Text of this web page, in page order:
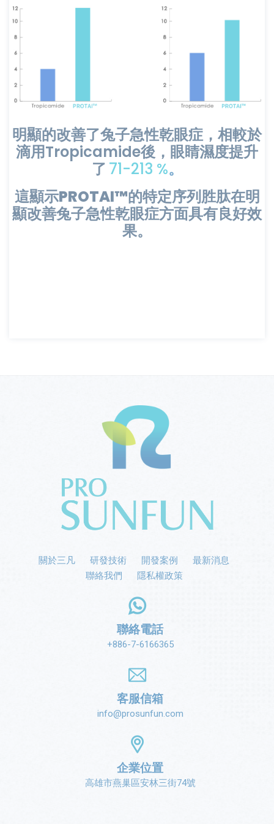
明顯的改善了兔子急性乾眼症，相較於
滴用Tropicamide後，眼睛濕度提升
了 71-213 %。
這顯示PROTAI™的特定序列胜肽在明
顯改善兔子急性乾眼症方面具有良好效
果。
關於三凡 研發技術 開發案例
最新消息
聯絡我們
隱私權政策
聯絡電話
+886-7-6166365
客服信箱
info@prosunfun.com
企業位置
高雄市燕巢區安林三街74號